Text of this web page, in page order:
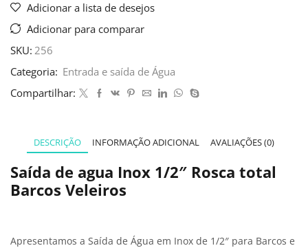
Adicionar a lista de desejos
Adicionar para comparar
SKU: 256
Categoria: Entrada e saída de Água
Compartilhar:
DESCRIÇÃO INFORMAÇÃO ADICIONAL AVALIAÇÕES (0)
Saída de agua Inox 1/2″ Rosca total
Barcos Veleiros
Apresentamos a Saída de Água em Inox de 1/2″ para Barcos e